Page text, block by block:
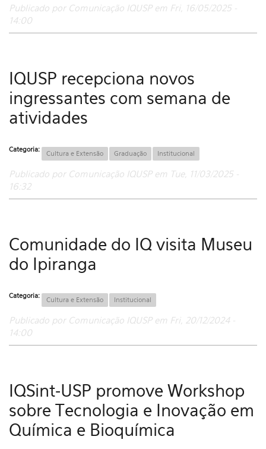
Publicado por Comunicação IQUSP em Fri, 16/05/2025 -
14:00
IQUSP recepciona novos
ingressantes com semana de
atividades
Categoria: Cultura e Extensão Graduação Institucional
Publicado por Comunicação IQUSP em Tue, 11/03/2025 -
16:32
Comunidade do IQ visita Museu
do Ipiranga
Categoria: Cultura e Extensão Institucional
Publicado por Comunicação IQUSP em Fri, 20/12/2024 -
14:00
IQSint-USP promove Workshop
sobre Tecnologia e Inovação em
Química e Bioquímica